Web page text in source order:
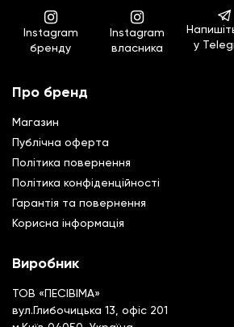
Instagram
бренду
Instagram
власника
у
Про бренд
Магазин
Публічна оферта
Політика повернення
Полiтика конфiденцiйностi
Гарантiя та повернення
Корисна інформація
Виробник
ТОВ «ПЕСІВІМА»
вул.Глибочицька 13, офіс 201